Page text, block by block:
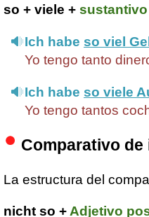
so + viele +
Ich habe so viel
Yo tengo tanto
Ich habe so viele
Yo tengo tantos
Comparativo de
La estructura del
nicht so +Adjetivo